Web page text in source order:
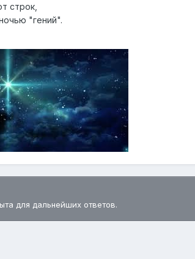
строк,
"гений".
для дальнейших ответов.